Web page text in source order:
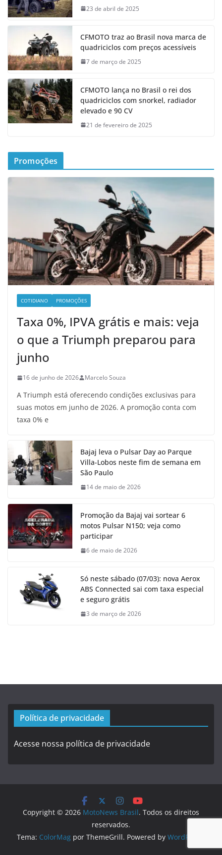
23 de abril de 2025
CFMOTO traz ao Brasil nova marca de
quadriciclos com preços acessíveis
7 de março de 2025
CFMOTO lança no Brasil o rei dos
quadriciclos com snorkel, radiador
elevado e 90 CV
21 de fevereiro de 2025
Promoções
COTIDIANO PROMOÇÕES
Taxa 0%, IPVA grátis e mais: veja
o que a Triumph preparou para
junho
16 de junho de 2026 Marcelo Souza
A Triumph está oferecendo condições exclusivas para
suas motos em junho de 2026. A promoção conta com
taxa 0% e
Bajaj leva o Pulsar Day ao Parque
Villa-Lobos neste fim de semana em
São Paulo
14 de maio de 2026
Promoção da Bajaj vai sortear 6
motos Pulsar N150; veja como
participar
6 de maio de 2026
Só neste sábado (07/03): nova Aerox
ABS Connected sai com taxa especial
e seguro grátis
3 de março de 2026
Política de privacidade
Acesse nossa política de privacidade
Copyright © 2026 MotoNews Brasil. Todos os direitos
reservados.
Tema: ColorMag por ThemeGrill. Powered by WordPress